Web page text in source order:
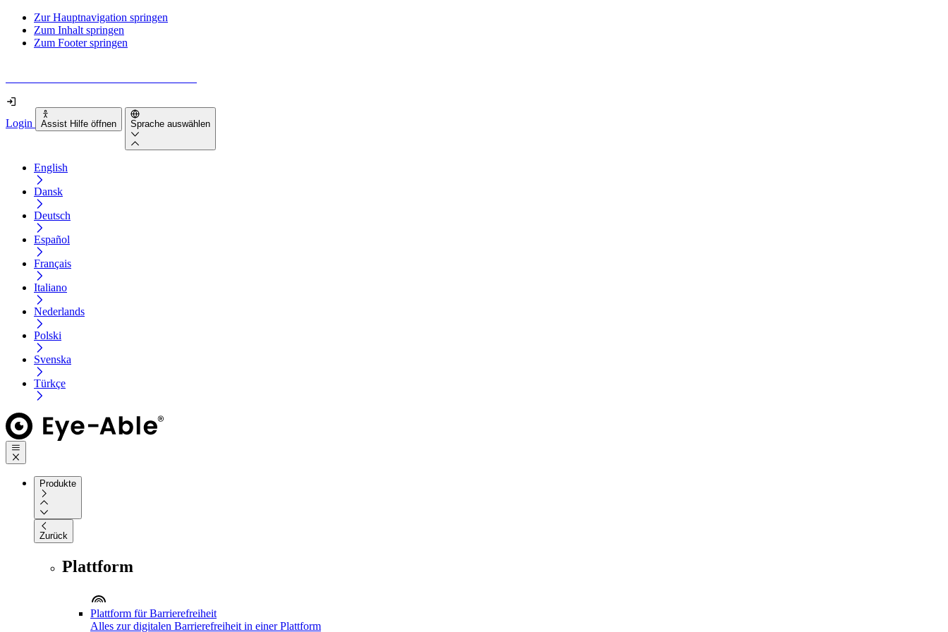
Zur Hauptnavigation springen
Zum Inhalt springen
Zum Footer springen
Login Assist Hilfe öffnen Sprache auswählen
English
Dansk
Deutsch
Español
Français
Italiano
Nederlands
Polski
Svenska
Türkçe
Produkte
Zurück
Plattform
Plattform für Barrierefreiheit
Alles zur digitalen Barrierefreiheit in einer Plattform